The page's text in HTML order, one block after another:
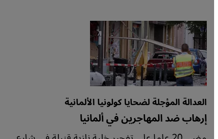
العدالة المؤجلة لضحايا كولونيا الألمانية
إرهاب ضد المهاجرين في ألمانيا